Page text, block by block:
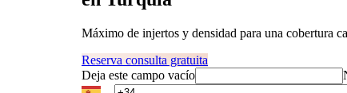
Máximo de injertos y densidad para una cobertura
Reserva consulta gratuita
Deja este campo vacío